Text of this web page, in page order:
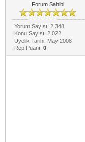
Forum Sahibi
Yorum Sayısı: 2,348
Konu Sayısı: 2,022
Üyelik Tarihi: May 2008
Rep Puanı: 0